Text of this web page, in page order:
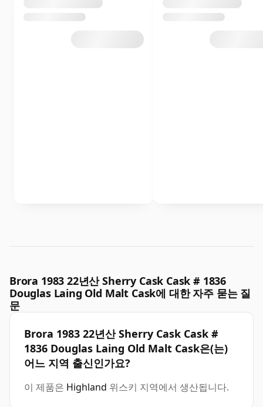
Brora 1983 22년산 Sherry Cask Cask # 1836
Douglas Laing Old Malt Cask에 대한 자주 묻는 질
문
Brora 1983 22년산 Sherry Cask Cask #
1836 Douglas Laing Old Malt Cask은(는)
어느 지역 출신인가요?
이 제품은 Highland 위스키 지역에서 생산됩니다.